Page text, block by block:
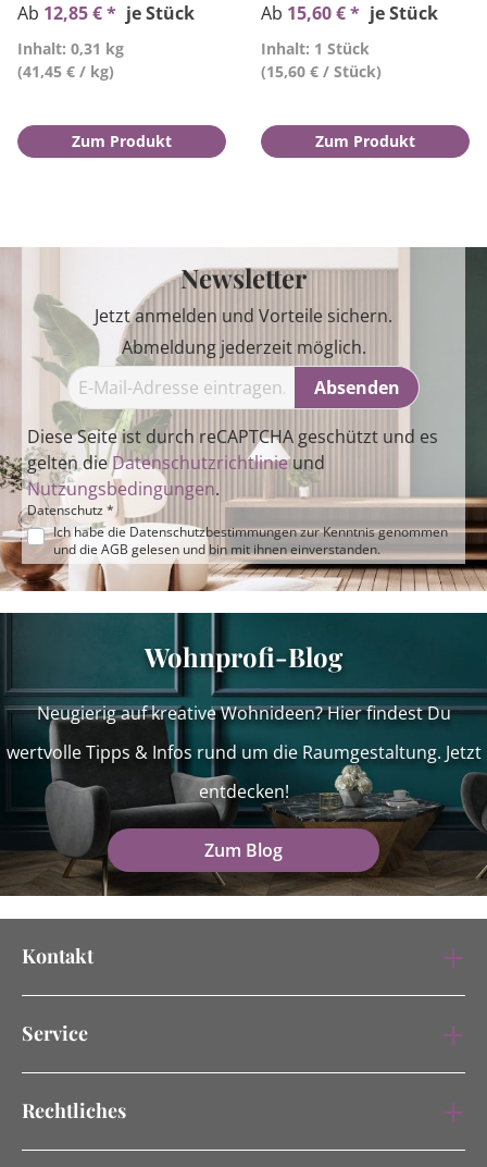
Ab 12,85 € * je Stück
Inhalt: 0,31 kg
(41,45 € / kg)
Zum Produkt
Ab 15,60 € * je Stück
Inhalt: 1 Stück
(15,60 € / Stück)
Zum Produkt
Newsletter
Jetzt anmelden und Vorteile sichern.
Abmeldung jederzeit möglich.
Absenden
Diese Seite ist durch reCAPTCHA geschützt und es
gelten dieDatenschutzrichtlinieund
Nutzungsbedingungen.
Datenschutz *
Ich habe die Datenschutzbestimmungenzur Kenntnis genommen
und die AGB gelesen und bin mit ihnen einverstanden.
Wohnprofi-Blog
Neugierig auf kreative Wohnideen? Hier findest Du
wertvolle Tipps & Infos rund um die Raumgestaltung. Jetzt
entdecken!
Zum Blog
Kontakt
Service
Rechtliches